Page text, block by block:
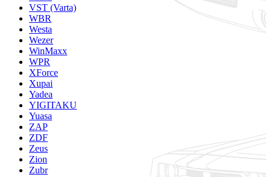
VST (Varta)
WBR
Westa
Wezer
WinMaxx
WPR
XForce
Xupai
Yadea
YIGITAKU
Yuasa
ZAP
ZDF
Zeus
Zion
Zubr